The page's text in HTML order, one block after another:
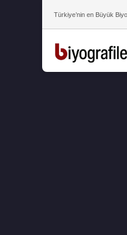
Türkiye’nin en Büyük